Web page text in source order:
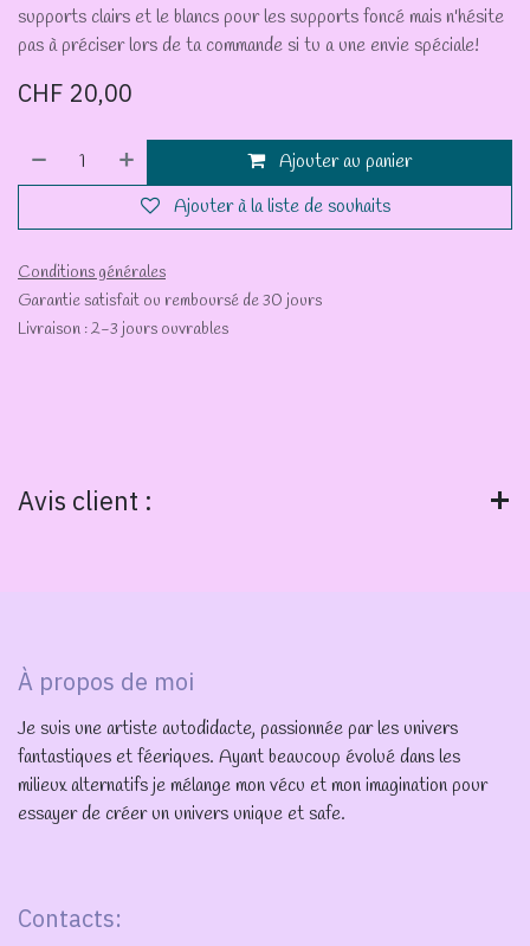
supports clairs et le blancs pour les supports foncé mais n'hésite
pas à préciser lors de ta commande si tu a une envie spéciale!
CHF 20,00
Ajouter au panier
Ajouter à la liste de souhaits
Conditions générales
Garantie satisfait ou remboursé de 30 jours
Livraison : 2-3 jours ouvrables
Avis client :
À propos de moi
Je suis une artiste autodidacte, passionnée par les univers
fantastiques et féeriques. Ayant beaucoup évolué dans les
milieux alternatifs je mélange mon vécu et mon imagination pour
essayer de créer un univers unique et safe.
Contacts: